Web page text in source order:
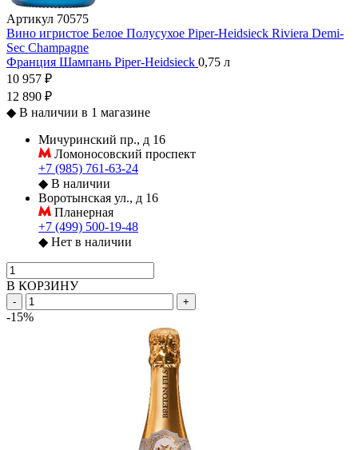
Артикул 70575
Вино игристое Белое Полусухое Piper-Heidsieck Riviera Demi-
Sec Champagne
Франция Шампань Piper-Heidsieck 0,75 л
10 957 ₽
12 890 ₽
◆ В наличии в 1 магазине
Мичуринский пр., д 16
Ломоносовский проспект
+7 (985) 761-63-24
◆ В наличии
Воротынская ул., д 16
Планерная
+7 (499) 500-19-48
◆ Нет в наличии
В КОРЗИНУ
- +
-15%